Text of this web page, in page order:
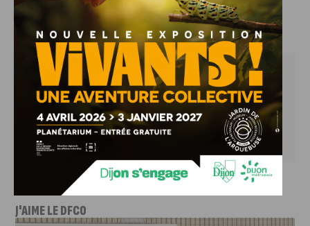
Ouverture : Lundi, mardi, mercredi, jeudi, vendredi et
samedi de 8h à 2h / Dimanche de 11h à 2h
Réservations conseillées à partir de 6 personnes via le
site internet ou par téléphone au 03 80 43 27 40
J'AIME LE DFCO